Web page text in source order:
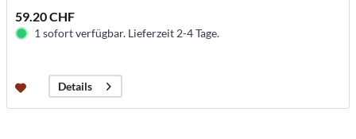
59.20 CHF
1 sofort verfügbar. Lieferzeit 2-4 Tage.
Details